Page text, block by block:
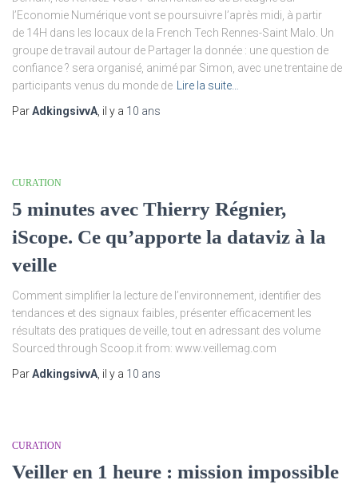
l’Economie Numérique vont se poursuivre l’après midi, à partir
de 14H dans les locaux de la French Tech Rennes-Saint Malo. Un
groupe de travail autour de Partager la donnée : une question de
confiance ? sera organisé, animé par Simon, avec une trentaine de
participants venus du monde de
Lire la suite…
ParAdkingsivvA , il y a 10 ans
CURATION
5 minutes avec Thierry Régnier,
iScope. Ce qu’apporte la dataviz à la
veille
Comment simplifier la lecture de l’environnement, identifier des
tendances et des signaux faibles, présenter efficacement les
résultats des pratiques de veille, tout en adressant des volume
Sourced through Scoop.it from: www.veillemag.com
ParAdkingsivvA , il y a 10 ans
CURATION
Veiller en 1 heure : mission impossible